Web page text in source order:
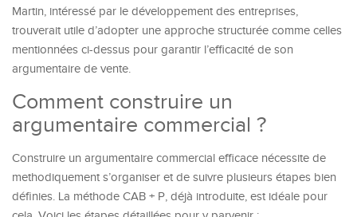
Martin, intéressé par le développement des entreprises,
trouverait utile d’adopter une approche structurée comme celles
mentionnées ci-dessus pour garantir l’efficacité de son
argumentaire de vente.
Comment construire un
argumentaire commercial ?
Construire un argumentaire commercial efficace nécessite de
methodiquement s’organiser et de suivre plusieurs étapes bien
définies. La méthode CAB + P, déjà introduite, est idéale pour